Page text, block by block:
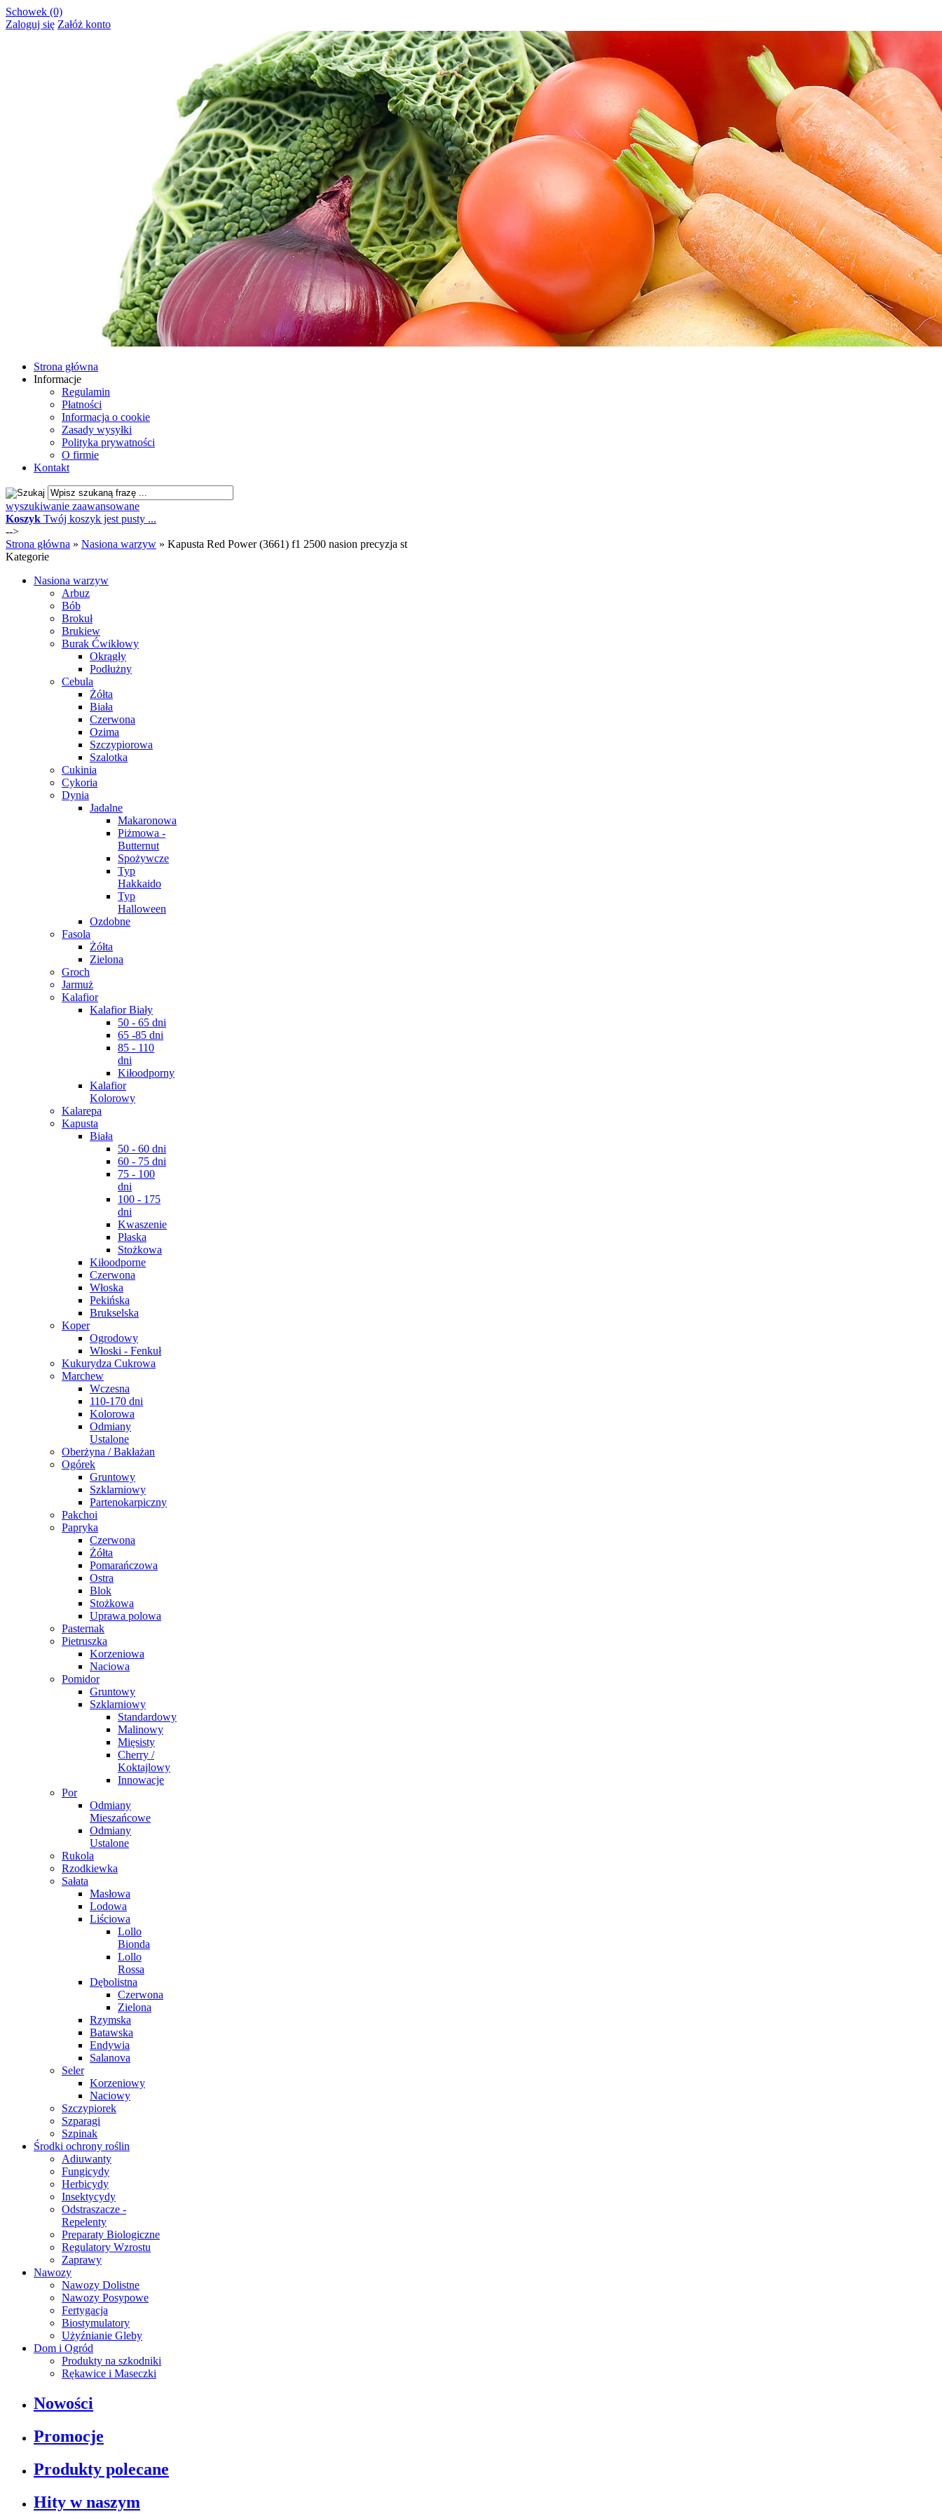
Schowek (0)
Zaloguj się Załóż konto
Strona główna
Informacje
Regulamin
Płatności
Informacja o cookie
Zasady wysyłki
Polityka prywatności
O firmie
Kontakt
wyszukiwanie zaawansowane
Koszyk Twój koszyk jest pusty ...
-->
Strona główna » Nasiona warzyw » Kapusta Red Power (3661) f1 2500 nasion precyzja st
Kategorie
Nasiona warzyw
Arbuz
Bób
Brokuł
Brukiew
Burak Ćwikłowy
Okrągły
Podłużny
Cebula
Żółta
Biała
Czerwona
Ozima
Szczypiorowa
Szalotka
Cukinia
Cykoria
Dynia
Jadalne
Makaronowa
Piżmowa -
Butternut
Spożywcze
Typ
Hakkaido
Typ
Halloween
Ozdobne
Fasola
Żółta
Zielona
Groch
Jarmuż
Kalafior
Kalafior Biały
50 - 65 dni
65 -85 dni
85 - 110
dni
Kiłoodporny
Kalafior
Kolorowy
Kalarepa
Kapusta
Biała
50 - 60 dni
60 - 75 dni
75 - 100
dni
100 - 175
dni
Kwaszenie
Płaska
Stożkowa
Kiłoodporne
Czerwona
Włoska
Pekińska
Brukselska
Koper
Ogrodowy
Włoski - Fenkuł
Kukurydza Cukrowa
Marchew
Wczesna
110-170 dni
Kolorowa
Odmiany
Ustalone
Oberżyna / Bakłażan
Ogórek
Gruntowy
Szklarniowy
Partenokarpiczny
Pakchoi
Papryka
Czerwona
Żółta
Pomarańczowa
Ostra
Blok
Stożkowa
Uprawa polowa
Pasternak
Pietruszka
Korzeniowa
Naciowa
Pomidor
Gruntowy
Szklarniowy
Standardowy
Malinowy
Mięsisty
Cherry /
Koktajlowy
Innowacje
Por
Odmiany
Mieszańcowe
Odmiany
Ustalone
Rukola
Rzodkiewka
Sałata
Masłowa
Lodowa
Liściowa
Lollo
Bionda
Lollo
Rossa
Dębolistna
Czerwona
Zielona
Rzymska
Batawska
Endywia
Salanova
Seler
Korzeniowy
Naciowy
Szczypiorek
Szparagi
Szpinak
Środki ochrony roślin
Adiuwanty
Fungicydy
Herbicydy
Insektycydy
Odstraszacze -
Repelenty
Preparaty Biologiczne
Regulatory Wzrostu
Zaprawy
Nawozy
Nawozy Dolistne
Nawozy Posypowe
Fertygacja
Biostymulatory
Użyźnianie Gleby
Dom i Ogród
Produkty na szkodniki
Rękawice i Maseczki
Nowości
Promocje
Produkty polecane
Hity w naszym